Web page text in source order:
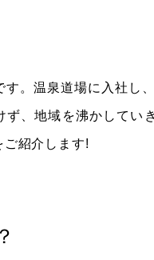
す。温泉道場に入社し
、地域を沸かしてい
紹介します!